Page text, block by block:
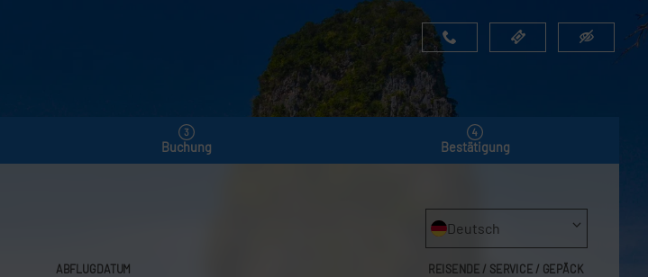
Buchung Bestätigung
Deutsch
ABFLUGDATUM REISENDE / SERVICE / GEPÄCK